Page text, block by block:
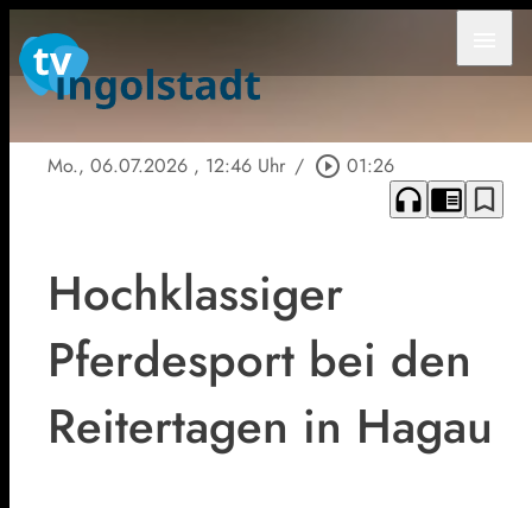
Mo., 06.07.2026 , 12:46 Uhr / play_circle_outline 01:26
headphones chrome_reader_mode bookmark_border
Hochklassiger
Pferdesport bei den
Reitertagen in Hagau